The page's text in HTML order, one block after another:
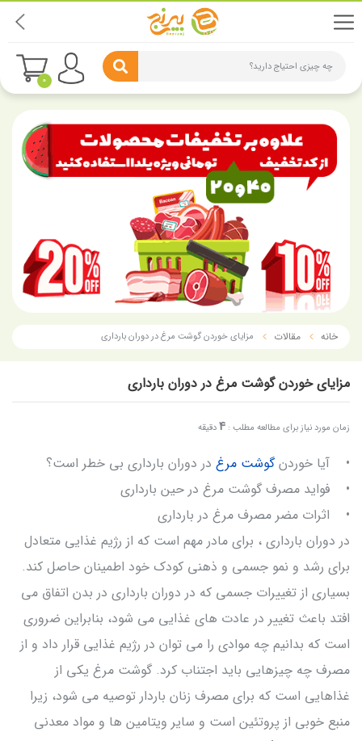
چه چیزی احتیاج دارید؟
0
خانه مقالات مزایای خوردن گوشت مرغ در دوران بارداری
مزایای خوردن گوشت مرغ در دوران بارداری
زمان مورد نیاز برای مطالعه مطلب : 4دقیقه
• آیا خوردنگوشت مرغ در دوران بارداری بی خطر است؟
• فواید مصرف گوشت مرغ در حین بارداری
• اثرات مضر مصرف مرغ در بارداری
در دوران بارداری ، برای مادر مهم است که از رژیم غذایی متعادل
برای رشد و نمو جسمی و ذهنی کودک خود اطمینان حاصل کند.
بسیاری از تغییرات جسمی که در دوران بارداری در بدن اتفاق می
افتد باعث تغییر در عادت های غذایی می شود، بنابراین ضروری
است که بدانیم چه موادی را می توان در رژیم غذایی قرار داد و از
مصرف چه چیزهایی باید اجتناب کرد. گوشت مرغ یکی از
غذاهایی است که برای مصرف زنان باردار توصیه می شود، زیرا
منبع خوبی از پروتئین است و سایر ویتامین ها و مواد معدنی